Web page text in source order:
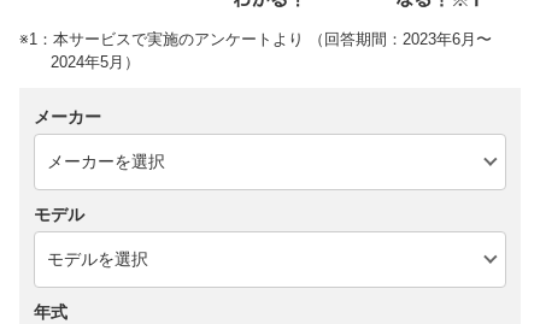
※1：本サービスで実施のアンケートより （回答期間：2023年6月〜
2024年5月）
メーカー
モデル
年式